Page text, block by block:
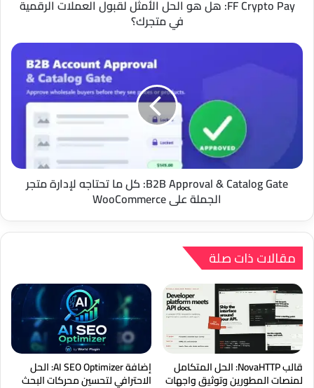
في
FF Crypto Pay: هل هو الحل الأمثل لقبول العملات الرقمية
في متجرك؟
B2B
لإدارة
متجر
WooCommerce
B2B Approval & Catalog Gate: كل ما تحتاجه لإدارة متجر
الجملة على WooCommerce
مقالات ذات صلة
قالب NovaHTTP: الحل المتكامل
لمنصات المطورين وتوثيق واجهات
إضافة AI SEO Optimizer: الحل
الاحترافي لتحسين محركات البحث